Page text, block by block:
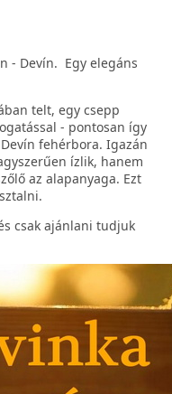
- Devín. Egy elegáns
telt, egy csepp
- pontosan így
fehérbora. Igazán
ízlik, hanem
az alapanyaga. Ezt
csak ajánlani tudjuk